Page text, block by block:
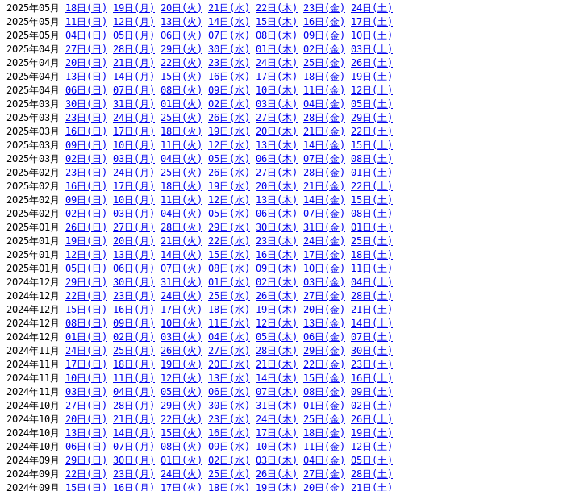
2025年05月 18日(日) 19日(月) 20日(火) 21日(水) 22日(木) 23日(金)
24日(土)
2025年05月 11日(日) 12日(月) 13日(火) 14日(水) 15日(木) 16日(金)
17日(土)
2025年05月 04日(日) 05日(月) 06日(火) 07日(水) 08日(木) 09日(金)
10日(土)
2025年04月 27日(日) 28日(月) 29日(火) 30日(水) 01日(木) 02日(金)
03日(土)
2025年04月 20日(日) 21日(月) 22日(火) 23日(水) 24日(木) 25日(金)
26日(土)
2025年04月 13日(日) 14日(月) 15日(火) 16日(水) 17日(木) 18日(金)
19日(土)
2025年04月 06日(日) 07日(月) 08日(火) 09日(水) 10日(木) 11日(金)
12日(土)
2025年03月 30日(日) 31日(月) 01日(火) 02日(水) 03日(木) 04日(金)
05日(土)
2025年03月 23日(日) 24日(月) 25日(火) 26日(水) 27日(木) 28日(金)
29日(土)
2025年03月 16日(日) 17日(月) 18日(火) 19日(水) 20日(木) 21日(金)
22日(土)
2025年03月 09日(日) 10日(月) 11日(火) 12日(水) 13日(木) 14日(金)
15日(土)
2025年03月 02日(日) 03日(月) 04日(火) 05日(水) 06日(木) 07日(金)
08日(土)
2025年02月 23日(日) 24日(月) 25日(火) 26日(水) 27日(木) 28日(金)
01日(土)
2025年02月 16日(日) 17日(月) 18日(火) 19日(水) 20日(木) 21日(金)
22日(土)
2025年02月 09日(日) 10日(月) 11日(火) 12日(水) 13日(木) 14日(金)
15日(土)
2025年02月 02日(日) 03日(月) 04日(火) 05日(水) 06日(木) 07日(金)
08日(土)
2025年01月 26日(日) 27日(月) 28日(火) 29日(水) 30日(木) 31日(金)
01日(土)
2025年01月 19日(日) 20日(月) 21日(火) 22日(水) 23日(木) 24日(金)
25日(土)
2025年01月 12日(日) 13日(月) 14日(火) 15日(水) 16日(木) 17日(金)
18日(土)
2025年01月 05日(日) 06日(月) 07日(火) 08日(水) 09日(木) 10日(金)
11日(土)
2024年12月 29日(日) 30日(月) 31日(火) 01日(水) 02日(木) 03日(金)
04日(土)
2024年12月 22日(日) 23日(月) 24日(火) 25日(水) 26日(木) 27日(金)
28日(土)
2024年12月 15日(日) 16日(月) 17日(火) 18日(水) 19日(木) 20日(金)
21日(土)
2024年12月 08日(日) 09日(月) 10日(火) 11日(水) 12日(木) 13日(金)
14日(土)
2024年12月 01日(日) 02日(月) 03日(火) 04日(水) 05日(木) 06日(金)
07日(土)
2024年11月 24日(日) 25日(月) 26日(火) 27日(水) 28日(木) 29日(金)
30日(土)
2024年11月 17日(日) 18日(月) 19日(火) 20日(水) 21日(木) 22日(金)
23日(土)
2024年11月 10日(日) 11日(月) 12日(火) 13日(水) 14日(木) 15日(金)
16日(土)
2024年11月 03日(日) 04日(月) 05日(火) 06日(水) 07日(木) 08日(金)
09日(土)
2024年10月 27日(日) 28日(月) 29日(火) 30日(水) 31日(木) 01日(金)
02日(土)
2024年10月 20日(日) 21日(月) 22日(火) 23日(水) 24日(木) 25日(金)
26日(土)
2024年10月 13日(日) 14日(月) 15日(火) 16日(水) 17日(木) 18日(金)
19日(土)
2024年10月 06日(日) 07日(月) 08日(火) 09日(水) 10日(木) 11日(金)
12日(土)
2024年09月 29日(日) 30日(月) 01日(火) 02日(水) 03日(木) 04日(金)
05日(土)
2024年09月 22日(日) 23日(月) 24日(火) 25日(水) 26日(木) 27日(金)
28日(土)
2024年09月 15日(日) 16日(月) 17日(火) 18日(水) 19日(木) 20日(金)
21日(土)